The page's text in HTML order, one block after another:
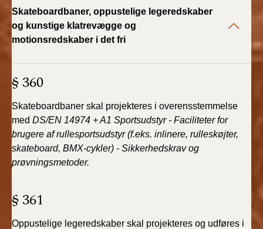
2022)
BR18 (1/1 - 30/6
BR18 (29/6 - 31/12
2021)
BR18 (1/1-29/6
2021)
BR18 (1/7-31/12
2020)
BR18 (10/3-30/6
Skateboardbaner, oppustelige legeredskaber
og kunstige klatrevægge og
motionsredskaber i det fri
§ 360
Skateboardbaner skal projekteres i overensstemmelse
med DS/EN 14974 + A1 Sportsudstyr - Faciliteter for
brugere af rullesportsudstyr (f.eks. inlinere, rulleskøjter,
skateboard, BMX-cykler) - Sikkerhedskrav og
prøvningsmetoder.
§ 361
Oppustelige legeredskaber skal projekteres og udføres i